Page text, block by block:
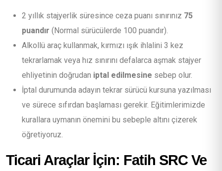
2 yıllık stajyerlik süresince ceza puanı sınırınız 75
puandır (Normal sürücülerde 100 puandır).
Alkollü araç kullanmak, kırmızı ışık ihlalini 3 kez
tekrarlamak veya hız sınırını defalarca aşmak stajyer
ehliyetinin doğrudan iptal edilmesine sebep olur.
İptal durumunda adayın tekrar sürücü kursuna yazılması
ve sürece sıfırdan başlaması gerekir. Eğitimlerimizde
kurallara uymanın önemini bu sebeple altını çizerek
öğretiyoruz.
Ticari Araçlar İçin: Fatih SRC Ve